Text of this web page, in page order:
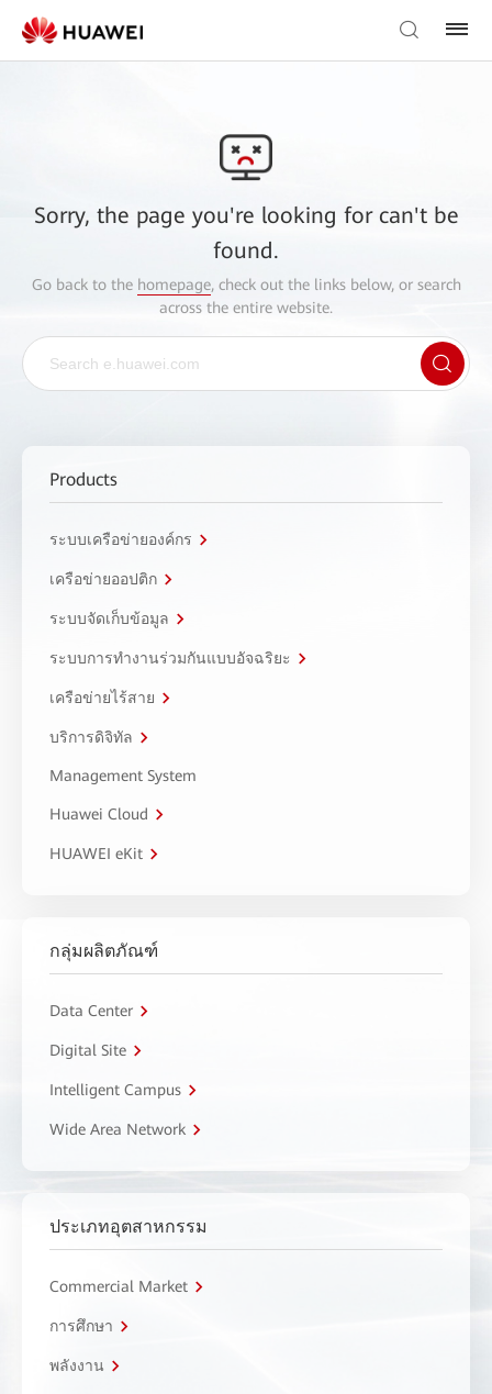
Sorry, the page you're looking for can't be
found.
Go back to the homepage, check out the links below, or search
across the entire website.
Products
ระบบเครือข่ายองค์กร
เครือข่ายออปติก
ระบบจัดเก็บข้อมูล
ระบบการทำงานร่วมกันแบบอัจฉริยะ
เครือข่ายไร้สาย
บริการดิจิทัล
Management System
Huawei Cloud
HUAWEI eKit
กลุ่มผลิตภัณฑ์
Data Center
Digital Site
Intelligent Campus
Wide Area Network
ประเภทอุตสาหกรรม
Commercial Market
การศึกษา
พลังงาน